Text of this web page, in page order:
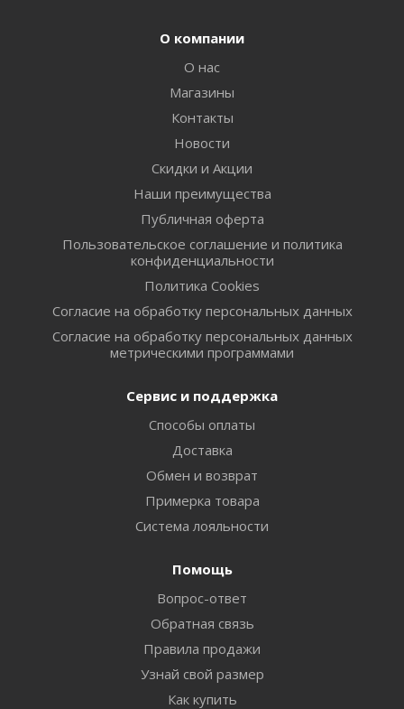
О компании
О нас
Магазины
Контакты
Новости
Скидки и Акции
Наши преимущества
Публичная оферта
Пользовательское соглашение и политика
конфиденциальности
Политика Cookies
Согласие на обработку персональных данных
Согласие на обработку персональных данных
метрическими программами
Сервис и поддержка
Способы оплаты
Доставка
Обмен и возврат
Примерка товара
Система лояльности
Помощь
Вопрос-ответ
Обратная связь
Правила продажи
Узнай свой размер
Как купить